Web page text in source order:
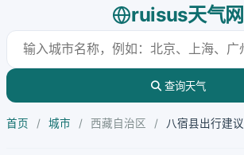
ruisus天气网
查询天气
首页 / 城市 / 西藏自治区 / 八宿县出行建议